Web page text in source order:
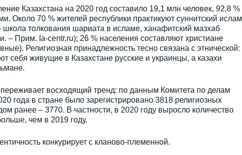
Казахстана на 2020 год составило 19,1 млн человек, 92,8 %
Около 70 % жителей республики практикуют суннитский ислам
школа толкования шариата в исламе, ханафитский мазхаб
– Прим. Ia-centr.ru); 26 % населения составляют христиане
Религиозная принадлежность тесно связана с этнической:
себя живущие в Казахстане русские и украинцы, а казахи
восходящий тренд: по данным Комитета по делам
года в стране было зарегистрировано 3818 религиозных
ранее – 3770. В частности, в 2020 году выросло количество
чем в 2019 году.
конкурирует с кланово-племенной.